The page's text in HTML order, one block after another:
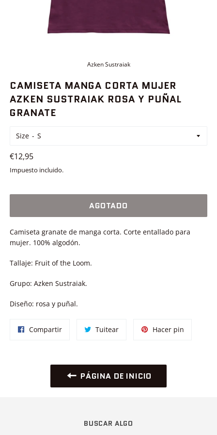
Azken Sustraiak
CAMISETA MANGA CORTA MUJER
AZKEN SUSTRAIAK ROSA Y PUÑAL
GRANATE
Size
Precio
habitual
€12,95
Impuesto incluido.
AGOTADO
Camiseta granate de manga corta. Corte entallado para
mujer. 100% algodón.
Tallaje: Fruit of the Loom.
Grupo: Azken Sustraiak.
Diseño: rosa y puñal.
CompartirCompartir TuitearTuitear
Hacer pin
PÁGINA DE INICIO
BUSCAR ALGO